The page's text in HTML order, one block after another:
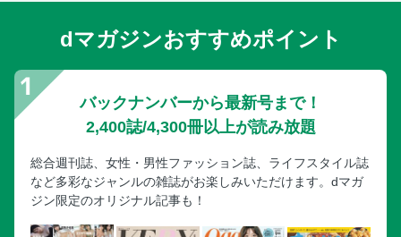
白老・室蘭／みどころ
登別・白老・室蘭の名物を買う
函館 湯の川温泉 大沼 松前 江差
MAP／函館広域
函館
MAP／函館中心
函館／みどころ
dマガジンおすすめポイント
バックナンバーから最新号まで！
2,400誌/4,300冊以上が読み放題
総合週刊誌、女性・男性ファッション誌、ライフスタイル誌
など多彩なジャンルの雑誌がお楽しみいただけます。dマガ
ジン限定のオリジナル記事も！